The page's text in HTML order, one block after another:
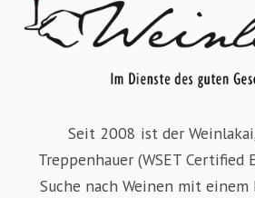
Seit 2008 ist der
Treppenhauer (WSET Certified
Suche nach Weinen mit einem